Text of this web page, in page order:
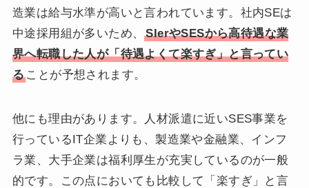
造業は給与水準が高いと言われています。社内SEは
中途採用組が多いため、SIerやSESから高待遇な業
界へ転職した人が「待遇よくて楽すぎ」と言ってい
ることが予想されます。
他にも理由があります。人材派遣に近いSES事業を
行っているIT企業よりも、製造業や金融業、インフ
ラ業、大手企業は福利厚生が充実しているのが一般
的です。この点においても比較して「楽すぎ」と言